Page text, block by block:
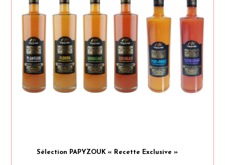
Sélection PAPYZOUK « Recette Exclusive »